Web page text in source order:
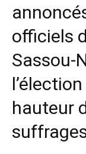
officiels
Sassou-
hauteur